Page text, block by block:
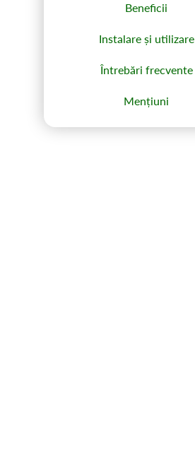
Beneficii
Instalare și utilizare
Întrebări frecvente
Mențiuni